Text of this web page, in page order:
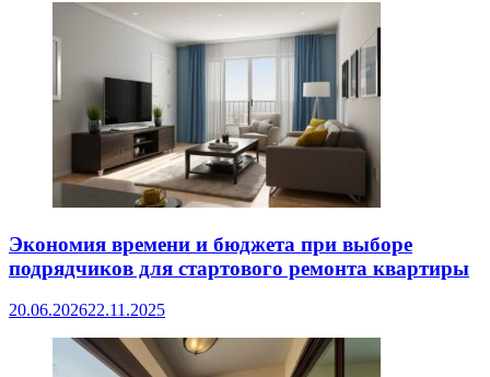
Экономия времени и бюджета при выборе
подрядчиков для стартового ремонта квартиры
20.06.202622.11.2025